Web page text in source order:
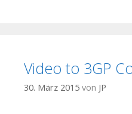
Video to 3GP
30. März 2015 von JP